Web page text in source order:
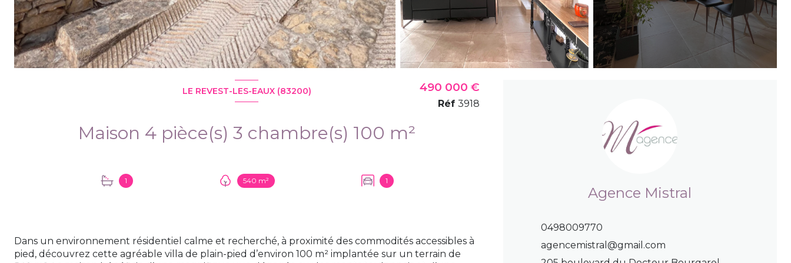
LE REVEST-LES-EAUX (83200)
Maison 4 pièce(s) 3 chambre(s) 100 m²
1 540 m² 1
490 000 €
Réf 3918
Dans un environnement résidentiel calme et recherché, à proximité des commodités accessibles à
pied, découvrez cette agréable villa de plain-pied d’environ 100 m² implantée sur un terrain de
Agence Mistral
0498009770
agencemistral@gmail.com